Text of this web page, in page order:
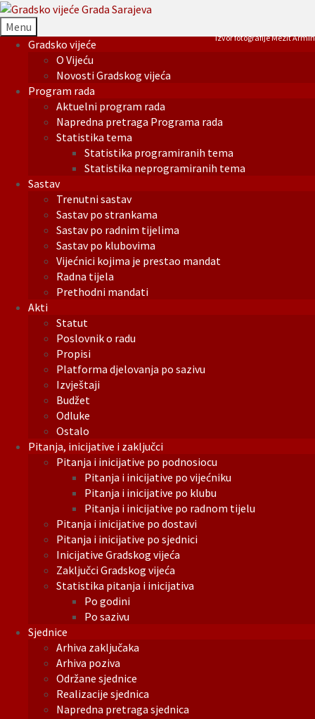
Menu
Gradsko vijeće
O Vijeću
Novosti Gradskog vijeća
Program rada
Aktuelni program rada
Napredna pretraga Programa rada
Statistika tema
Statistika programiranih tema
Statistika neprogramiranih tema
Sastav
Trenutni sastav
Sastav po strankama
Sastav po radnim tijelima
Sastav po klubovima
Vijećnici kojima je prestao mandat
Radna tijela
Prethodni mandati
Akti
Statut
Poslovnik o radu
Propisi
Platforma djelovanja po sazivu
Izvještaji
Budžet
Odluke
Ostalo
Pitanja, inicijative i zaključci
Pitanja i inicijative po podnosiocu
Pitanja i inicijative po vijećniku
Pitanja i inicijative po klubu
Pitanja i inicijative po radnom tijelu
Pitanja i inicijative po dostavi
Pitanja i inicijative po sjednici
Inicijative Gradskog vijeća
Zaključci Gradskog vijeća
Statistika pitanja i inicijativa
Po godini
Po sazivu
Sjednice
Arhiva zaključaka
Arhiva poziva
Održane sjednice
Realizacije sjednica
Napredna pretraga sjednica
Izvor fotografije Mezit Armin